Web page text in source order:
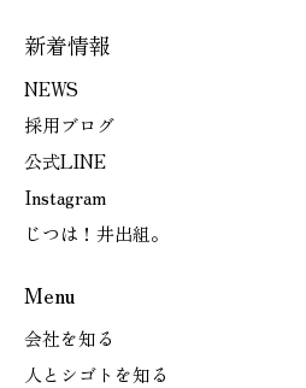
新着情報
NEWS
採用ブログ
公式LINE
Instagram
じつは！井出組。
Menu
会社を知る
人とシゴトを知る